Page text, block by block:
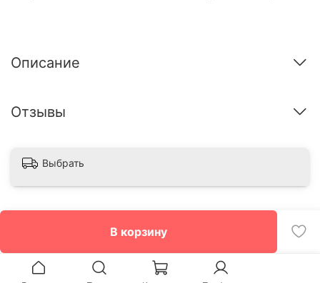
В корзину
Описание
Отзывы
Выбрать